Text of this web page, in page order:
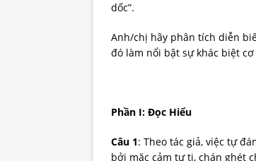
dốc”.
Anh/chị hãy phân tích diễn
đó làm nổi bật sự khác biệt
Phần I: Đọc Hiểu
Câu 1: Theo tác giả, việc tự
bởi mặc cảm tự ti, chán ghét